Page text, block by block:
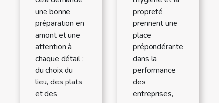
une bonne
préparation en
amont et une
attention à
chaque détail ;
du choix du
lieu, des plats
et des
propreté
prennent une
place
prépondérante
dans la
performance
des
entreprises,